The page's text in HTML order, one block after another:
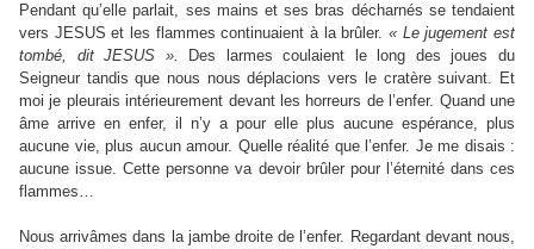
Pendant qu’elle parlait, ses mains et ses bras décharnés se tendaient
vers JESUS et les flammes continuaient à la brûler. « Le jugement est
tombé, dit JESUS ».
Des larmes coulaient le long des joues du
Seigneur tandis que nous nous déplacions vers le cratère suivant. Et
moi je pleurais intérieurement devant les horreurs de l’enfer. Quand une
âme arrive en enfer, il n’y a pour elle plus aucune espérance, plus
aucune vie, plus aucun amour. Quelle réalité que l’enfer. Je me disais :
aucune issue. Cette personne va devoir brûler pour l’éternité dans ces
flammes…
Nous arrivâmes dans la jambe droite de l’enfer. Regardant devant nous,